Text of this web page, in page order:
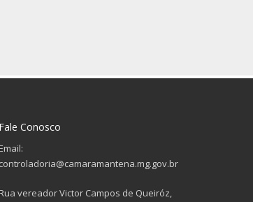
Fale Conosco
Email:
controladoria@camaramantena.mg.gov.br
Rua vereador Victor Campos de Queiróz,